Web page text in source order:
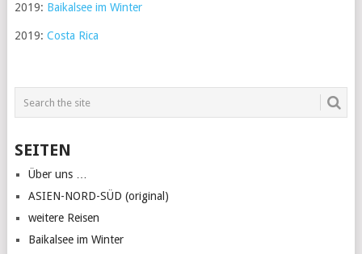
2019: Baikalsee im Winter
2019: Costa Rica
SEITEN
Über uns …
ASIEN-NORD-SÜD (original)
weitere Reisen
Baikalsee im Winter